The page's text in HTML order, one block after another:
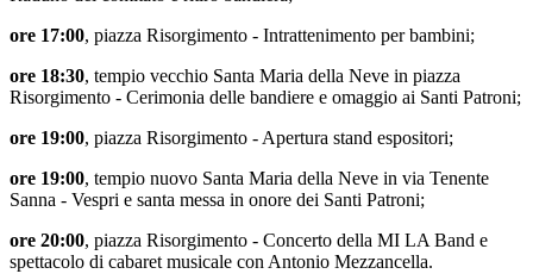
ore 17:00, piazza Risorgimento - Intrattenimento per bambini;
ore 18:30, tempio vecchio Santa Maria della Neve in piazza
Risorgimento - Cerimonia delle bandiere e omaggio ai Santi Patroni;
ore 19:00, piazza Risorgimento - Apertura stand espositori;
ore 19:00, tempio nuovo Santa Maria della Neve in via Tenente
Sanna - Vespri e santa messa in onore dei Santi Patroni;
ore 20:00, piazza Risorgimento - Concerto della MI LA Band e
spettacolo di cabaret musicale con Antonio Mezzancella.